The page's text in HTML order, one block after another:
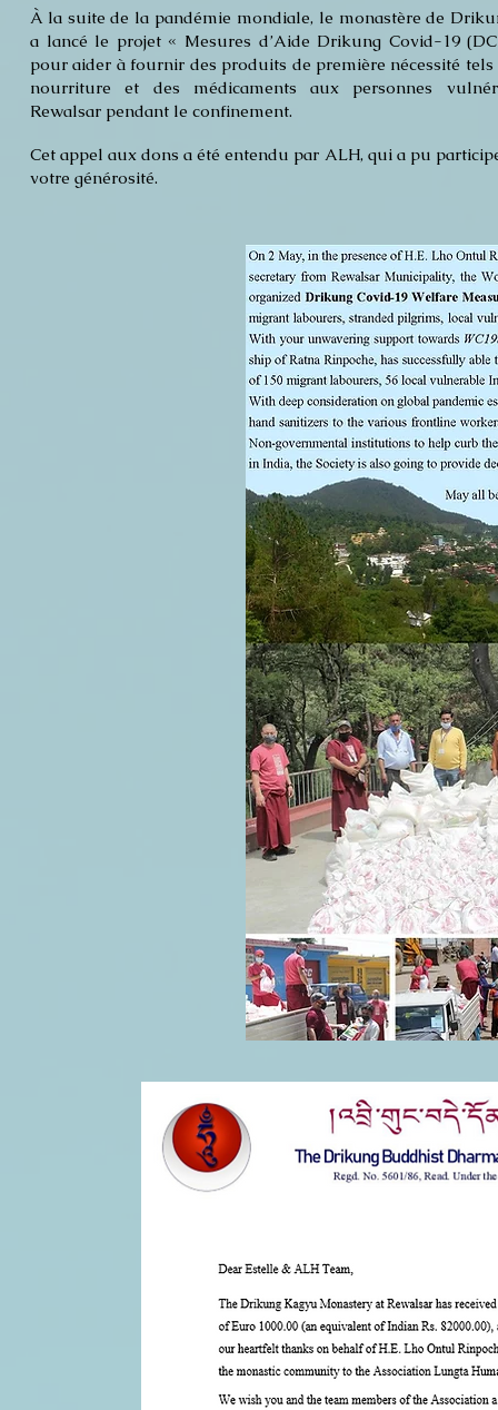
À la suite de la pandémie mondiale, le monastère de
a lancé le projet « Mesures d’Aide Drikung Covid-19
pour aider à fournir des produits de première nécessité tels
nourriture et des médicaments aux personnes
Rewalsar pendant le confinement.
Cet appel aux dons a été entendu par ALH, qui a pu
votre générosité.